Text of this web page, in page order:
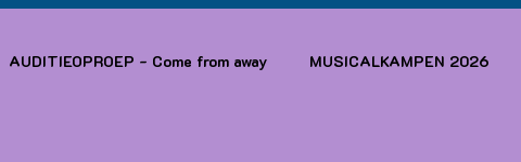
AUDITIEOPROEP - Come from away MUSICALKAMPEN 2026